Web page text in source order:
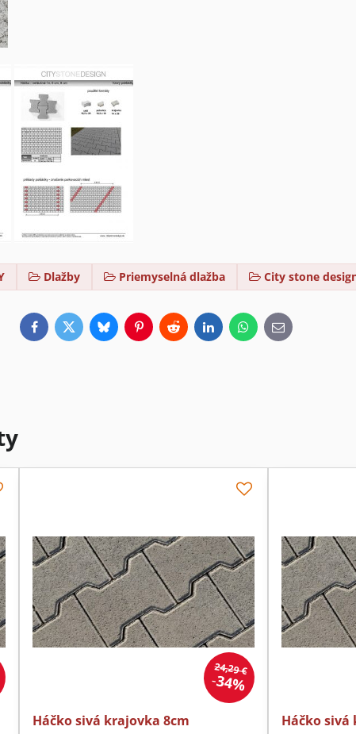
Dlažby Priemyselná dlažba City stone
FacebookTwitterBlueskyPinterestRedditLinkedInWhatsApp
E-
mail
24,29 €
34%
Háčko sivá krajovka 8cm Háčko sivá